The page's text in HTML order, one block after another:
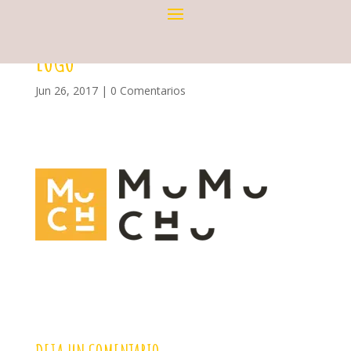
LOGO
Jun 26, 2017| 0 Comentarios